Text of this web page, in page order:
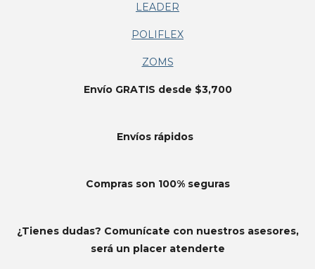
LEADER
POLIFLEX
ZOMS
Envío GRATIS desde $3,700
Envíos rápidos
Compras son 100% seguras
¿Tienes dudas? Comunícate con nuestros asesores,
será un placer atenderte